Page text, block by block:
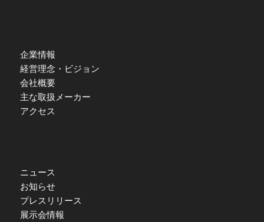
企業情報
経営理念・ビジョン
会社概要
主な取扱メーカー
アクセス
ニュース
お知らせ
プレスリリース
展示会情報